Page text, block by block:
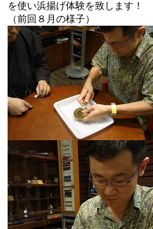
を使い浜揚げ体験を致します！
（前回８月の様子）